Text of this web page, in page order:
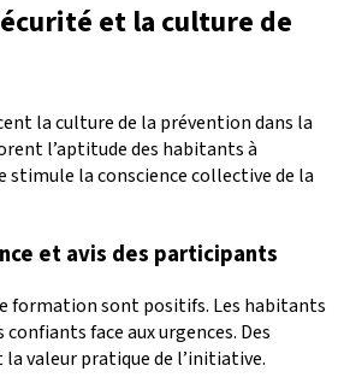
et la culture de
la culture de la prévention dans la
l’aptitude des habitants à
stimule la conscience collective de la
et avis des participants
formation sont positifs. Les habitants
face aux urgences. Des
valeur pratique de l’initiative.